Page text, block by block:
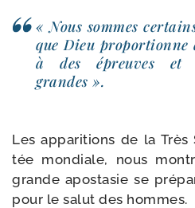
« Nous sommes
que Dieu pro­por­tionne
à des épreuves et
grandes ».
Les appa­ri­tions de la
tée mon­diale, nous
grande apos­ta­sie se
pour le salut des hommes.